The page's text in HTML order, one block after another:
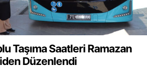
Taşıma Saatleri Ramazan
Düzenlendi